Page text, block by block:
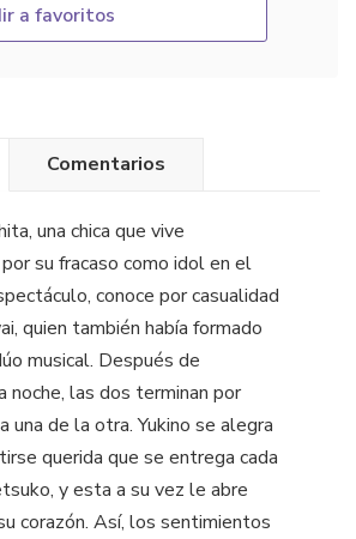
a favoritos
Comentarios
una chica que vive
su fracaso como idol en el
conoce por casualidad
quien también había formado
musical. Después de
noche, las dos terminan por
una de la otra. Yukino se alegra
querida que se entrega cada
y esta a su vez le abre
corazón. Así, los sentimientos